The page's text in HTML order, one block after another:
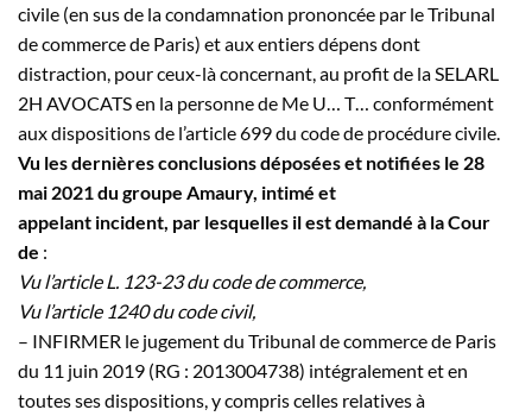
civile (en sus de la condamnation prononcée par le Tribunal
de commerce de Paris) et aux entiers dépens dont
distraction, pour ceux-là concernant, au profit de la SELARL
2H AVOCATS en la personne de Me U… T… conformément
aux dispositions de l’article 699 du code de procédure civile.
Vu les dernières conclusions déposées et notifiées le 28
mai 2021 du groupe Amaury, intimé et
appelant incident, par lesquelles il est demandé à la Cour
de :
Vu l’article L. 123-23 du code de commerce,
Vu l’article 1240 du code civil,
– INFIRMER le jugement du Tribunal de commerce de Paris
du 11 juin 2019 (RG : 2013004738) intégralement et en
toutes ses dispositions, y compris celles relatives à